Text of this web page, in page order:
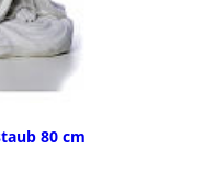
80 cm